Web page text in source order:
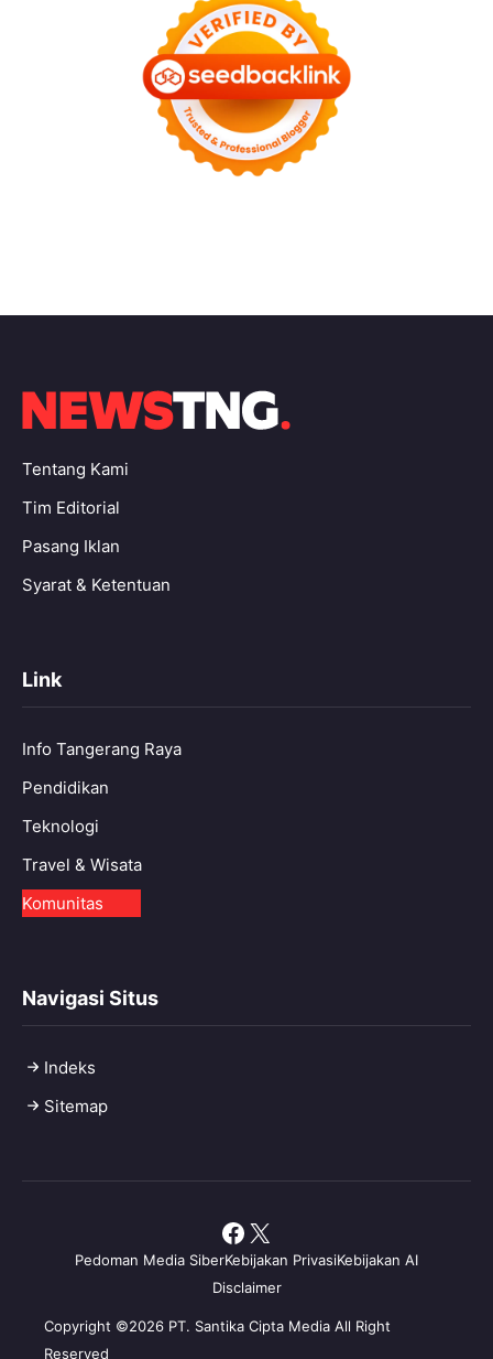
Tentang Kami
Tim Editorial
Pasang Iklan
Syarat & Ketentuan
Link
Info Tangerang Raya
Pendidikan
Teknologi
Travel & Wisata
Komunitas
Navigasi Situs
Indeks
Sitemap
Copyright ©2026 PT. Santika Cipta Media All Right
Reserved
Pedoman Media SiberKebijakan PrivasiKebijakan AI
Disclaimer
Facebook
X